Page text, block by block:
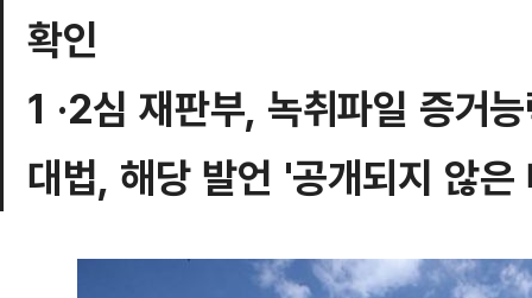
확인
1 ·2심 재판부, 녹취파일 증거
대법, 해당 발언 '공개되지 않